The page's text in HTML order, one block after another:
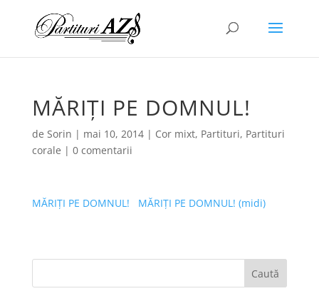
MĂRIȚI PE DOMNUL!
de Sorin | mai 10, 2014| Cor mixt, Partituri, Partituri
corale | 0 comentarii
MĂRIȚI PE DOMNUL! MĂRIȚI PE DOMNUL! (midi)